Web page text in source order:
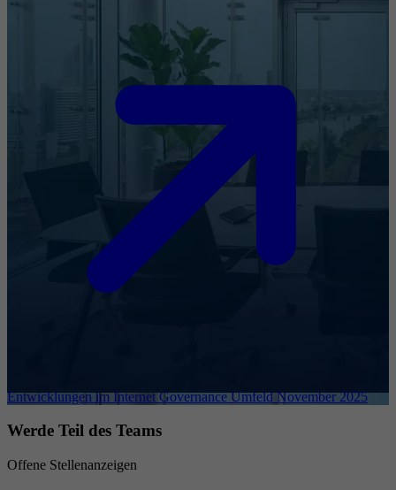
Entwicklungen im Internet Governance Umfeld November 2025
Werde Teil des Teams
Offene Stellenanzeigen